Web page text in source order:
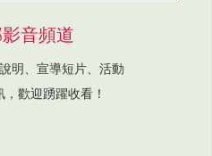
音頻道
明、宣導短片、活動
歡迎踴躍收看！